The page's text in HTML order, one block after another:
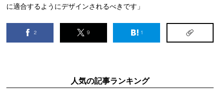
に適合するようにデザインされるべきです」
2 9 1
人気の記事ランキング